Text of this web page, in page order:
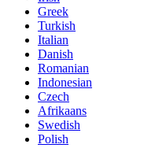
Greek
Turkish
Italian
Danish
Romanian
Indonesian
Czech
Afrikaans
Swedish
Polish